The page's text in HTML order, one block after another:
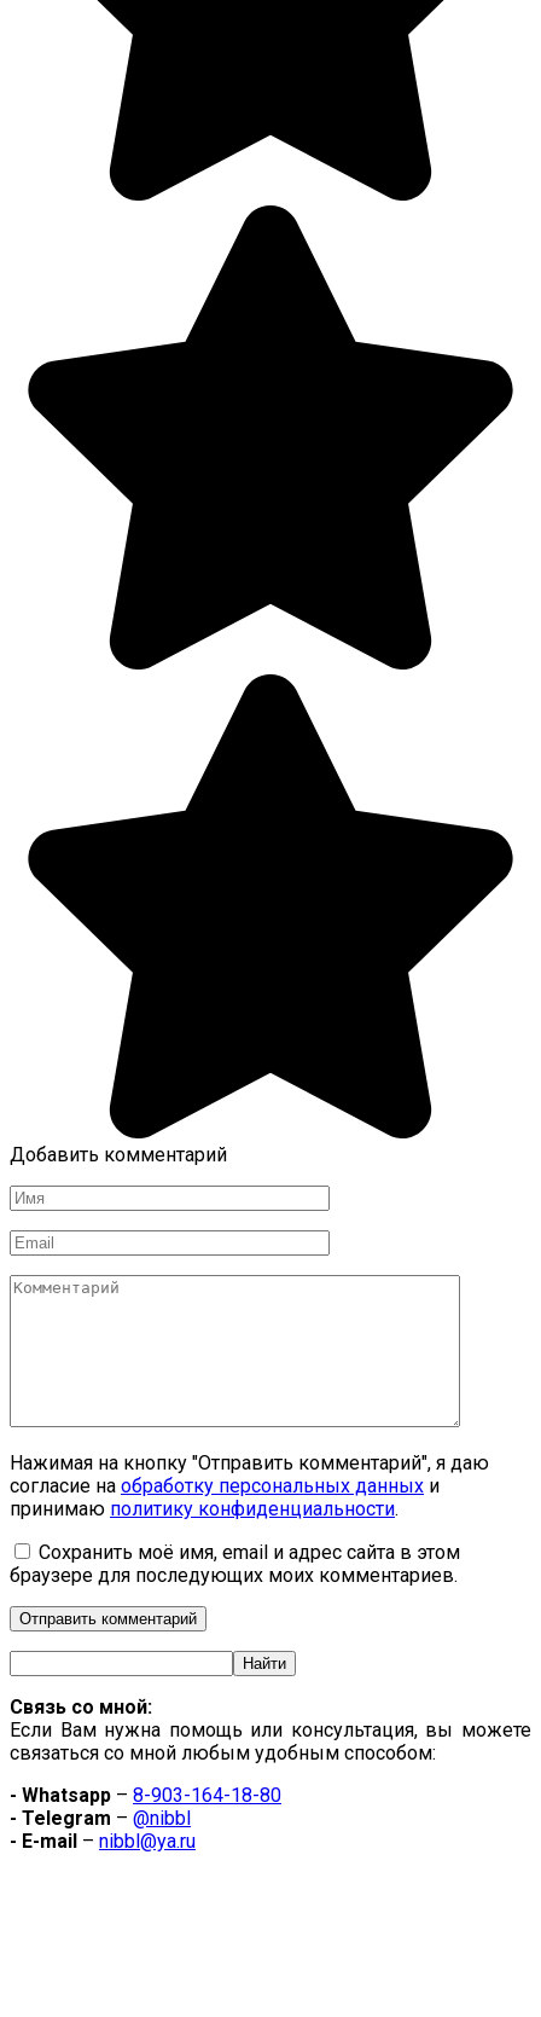
Добавить комментарий
Имя
Email
Комментарий
Нажимая на кнопку "Отправить комментарий", я даю
согласие на обработку персональных данных и
принимаю политику конфиденциальности.
Сохранить моё имя, email и адрес сайта в этом
браузере для последующих моих комментариев.
Связь со мной:
Если Вам нужна помощь или консультация, вы можете
связаться со мной любым удобным способом:
- Whatsapp – 8-903-164-18-80
- Telegram – @nibbl
- E-mail – nibbl@ya.ru